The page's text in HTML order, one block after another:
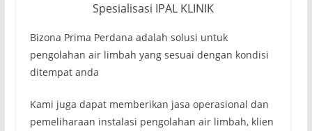
Spesialisasi IPAL KLINIK
Bizona Prima Perdana adalah solusi untuk
pengolahan air limbah yang sesuai dengan kondisi
ditempat anda
Kami juga dapat memberikan jasa operasional dan
pemeliharaan instalasi pengolahan air limbah, klien